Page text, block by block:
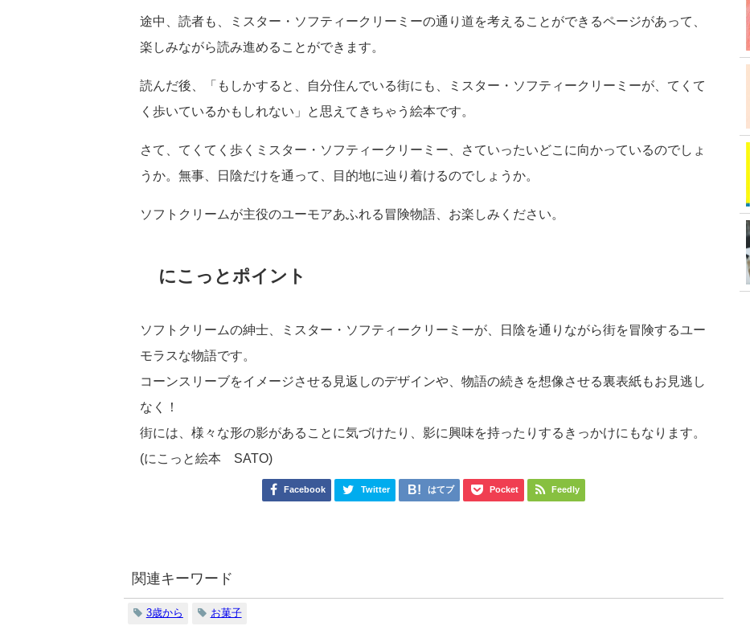
途中、読者も、ミスター・ソフティークリーミーの通り道を考えることができるページがあって、
楽しみながら読み進めることができます。
読んだ後、「もしかすると、自分住んでいる街にも、ミスター・ソフティークリーミーが、てくて
く歩いているかもしれない」と思えてきちゃう絵本です。
さて、てくてく歩くミスター・ソフティークリーミー、さていったいどこに向かっているのでしょ
うか。無事、日陰だけを通って、目的地に辿り着けるのでしょうか。
ソフトクリームが主役のユーモアあふれる冒険物語、お楽しみください。
にこっとポイント
ソフトクリームの紳士、ミスター・ソフティークリーミーが、日陰を通りながら街を冒険するユー
モラスな物語です。
コーンスリーブをイメージさせる見返しのデザインや、物語の続きを想像させる裏表紙もお見逃し
なく！
街には、様々な形の影があることに気づけたり、影に興味を持ったりするきっかけにもなります。
(にこっと絵本 SATO)
Facebook Twitter はてブ Pocket Feedly
関連キーワード
3歳から お菓子